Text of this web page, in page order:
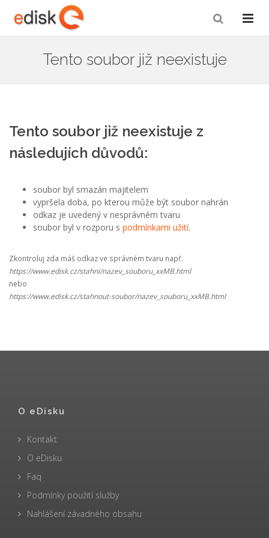
Tento soubor již neexistuje
Tento soubor již neexistuje z
následujích důvodů:
soubor byl smazán majitelem
vypršela doba, po kterou může být soubor nahrán
odkaz je uvedený v nesprávném tvaru
soubor byl v rozporu s podmínkami užití.
Zkontroluj zda máš odkaz ve správném tvaru např.
https://www.edisk.cz/stahni/nazev_souboru_xxMB.html
nebo
https://www.edisk.cz/stahnout-soubor/nazev_souboru_xxMB.html
O eDisku
Kontakt
O eDisku
Faq
Podmínky použití služby
Nahlášení závadného obsahu